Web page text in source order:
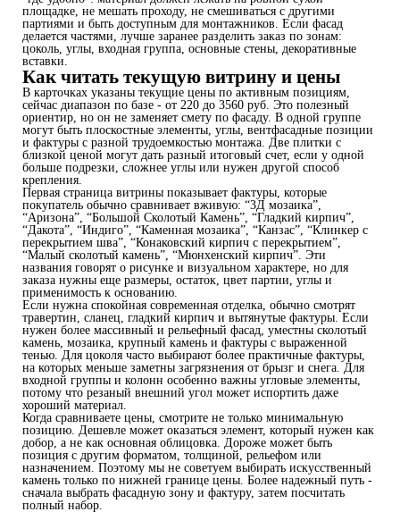
площадке, не мешать проходу, не смешиваться с другими
партиями и быть доступным для монтажников. Если фасад
делается частями, лучше заранее разделить заказ по зонам:
цоколь, углы, входная группа, основные стены, декоративные
вставки.
Как читать текущую витрину и цены
В карточках указаны текущие цены по активным позициям,
сейчас диапазон по базе - от 220 до 3560 руб. Это полезный
ориентир, но он не заменяет смету по фасаду. В одной группе
могут быть плоскостные элементы, углы, вентфасадные позиции
и фактуры с разной трудоемкостью монтажа. Две плитки с
близкой ценой могут дать разный итоговый счет, если у одной
больше подрезки, сложнее углы или нужен другой способ
крепления.
Первая страница витрины показывает фактуры, которые
покупатель обычно сравнивает вживую: “3Д мозаика”,
“Аризона”, “Большой Сколотый Камень”, “Гладкий кирпич”,
“Дакота”, “Индиго”, “Каменная мозаика”, “Канзас”, “Клинкер с
перекрытием шва”, “Конаковский кирпич с перекрытием”,
“Малый сколотый камень”, “Мюнхенский кирпич”. Эти
названия говорят о рисунке и визуальном характере, но для
заказа нужны еще размеры, остаток, цвет партии, углы и
применимость к основанию.
Если нужна спокойная современная отделка, обычно смотрят
травертин, сланец, гладкий кирпич и вытянутые фактуры. Если
нужен более массивный и рельефный фасад, уместны сколотый
камень, мозаика, крупный камень и фактуры с выраженной
тенью. Для цоколя часто выбирают более практичные фактуры,
на которых меньше заметны загрязнения от брызг и снега. Для
входной группы и колонн особенно важны угловые элементы,
потому что резаный внешний угол может испортить даже
хороший материал.
Когда сравниваете цены, смотрите не только минимальную
позицию. Дешевле может оказаться элемент, который нужен как
добор, а не как основная облицовка. Дороже может быть
позиция с другим форматом, толщиной, рельефом или
назначением. Поэтому мы не советуем выбирать искусственный
камень только по нижней границе цены. Более надежный путь -
сначала выбрать фасадную зону и фактуру, затем посчитать
полный набор.